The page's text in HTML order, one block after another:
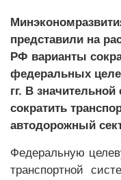
представили на
РФ варианты
федеральных
гг. В значительной
сократить
автодорожный
Федеральную
транспортной